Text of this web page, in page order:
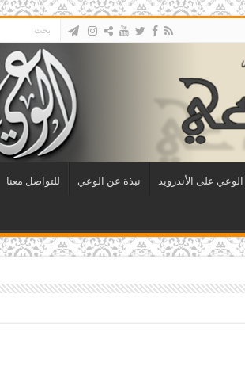
الوعي على الأندرويد نبذة عن الوعي للتواصل معنا